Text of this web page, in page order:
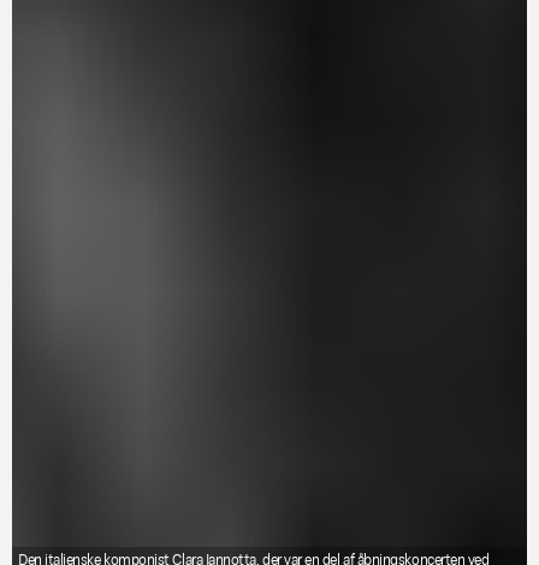
Den italienske komponist Clara Iannotta, der var en del af åbningskoncerten ved